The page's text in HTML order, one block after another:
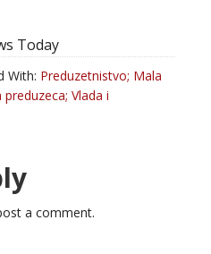
Today
With: Preduzetnistvo; Mala
Vlada i
a comment.